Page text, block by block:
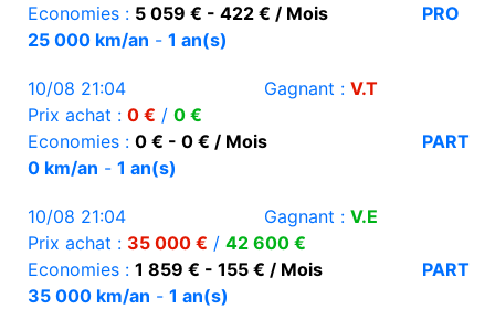
Economies : 5 059 € - 422 € / Mois
PRO
25 000 km/an - 1 an(s)
10/08 21:04 Gagnant : V.T
Prix achat : 0 € / 0 €
Economies : 0 € - 0 € / Mois
PART
0 km/an - 1 an(s)
10/08 21:04 Gagnant : V.E
Prix achat : 35 000 € / 42 600 €
Economies : 1 859 € - 155 € / Mois
PART
35 000 km/an - 1 an(s)